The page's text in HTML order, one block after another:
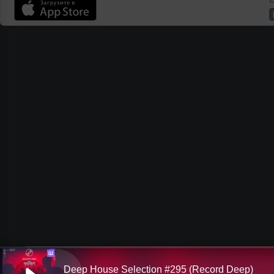
Ш
Deep House Selection #295 (Record Deep)